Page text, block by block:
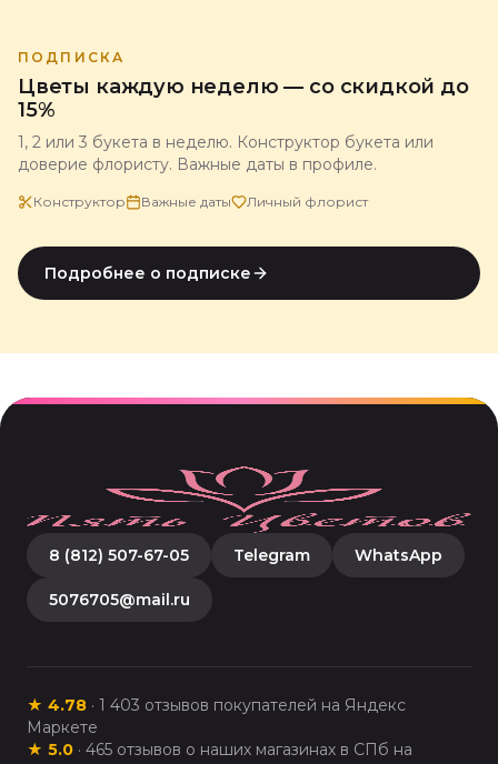
ПОДПИСКА
Цветы каждую неделю — со скидкой до
15%
1, 2 или 3 букета в неделю. Конструктор букета или
доверие флористу. Важные даты в профиле.
Конструктор Важные даты Личный флорист
Подробнее о подписке
8 (812) 507-67-05 Telegram WhatsApp
5076705@mail.ru
★ 4.78 · 1 403 отзывов покупателей на Яндекс
Маркете
★ 5.0 · 465 отзывов о наших магазинах в СПб на